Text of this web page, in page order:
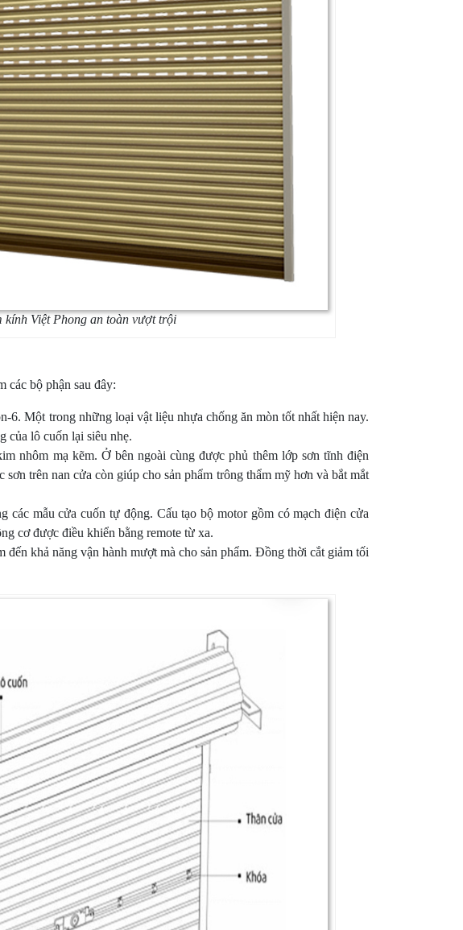
kính Việt Phong an toàn vượt trội
các bộ phận sau đây:
6. Một trong những loại vật liệu nhựa chống ăn mòn tốt nhất hiện nay.
của lô cuốn lại siêu nhẹ.
nhôm mạ kẽm. Ở bên ngoài cùng được phủ thêm lớp sơn tĩnh điện
trên nan cửa còn giúp cho sản phẩm trông thẩm mỹ hơn và bắt mắt
các mẫu cửa cuốn tự động. Cấu tạo bộ motor gồm có mạch điện cửa
cơ được điều khiển bằng remote từ xa.
khả năng vận hành mượt mà cho sản phẩm. Đồng thời cắt giảm tối